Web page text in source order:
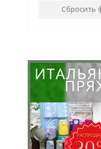
Сбросить